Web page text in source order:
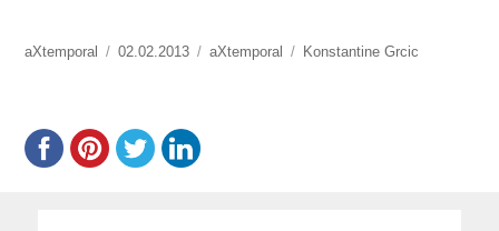
https://www.experimenta.es/author/aXtemporal/
aXtemporal
Publicado
02.02.2013 Categorías
aXtemporal Etiquetas
Konstantine Grcic